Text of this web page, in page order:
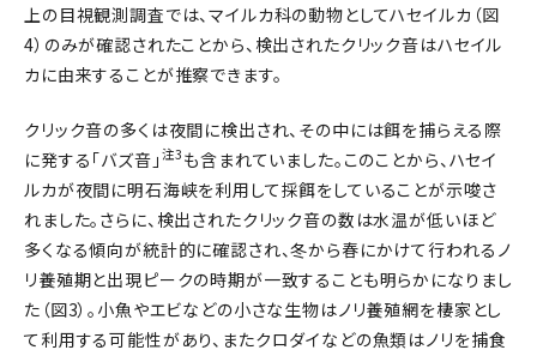
上の目視観測調査では、マイルカ科の動物としてハセイルカ（図
4）のみが確認されたことから、検出されたクリック音はハセイル
カに由来することが推察できます。
クリック音の多くは夜間に検出され、その中には餌を捕らえる際
に発する「バズ音」 注3 も含まれていました。このことから、ハセイ
ルカが夜間に明石海峡を利用して採餌をしていることが示唆さ
れました。さらに、検出されたクリック音の数は水温が低いほど
多くなる傾向が統計的に確認され、冬から春にかけて行われるノ
リ養殖期と出現ピークの時期が一致することも明らかになりまし
た（図3）。小魚やエビなどの小さな生物はノリ養殖網を棲家とし
て利用する可能性があり、またクロダイなどの魚類はノリを捕食